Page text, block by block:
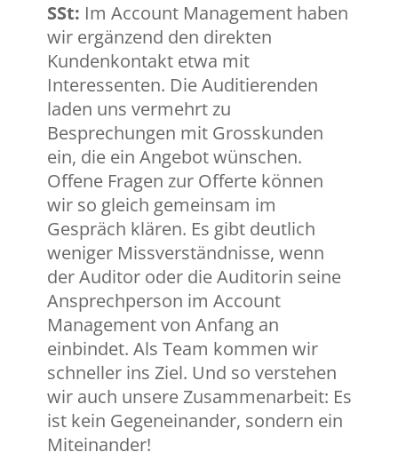
SSt: Im Account Management haben
wir ergänzend den direkten
Kundenkontakt etwa mit
Interessenten. Die Auditierenden
laden uns vermehrt zu
Besprechungen mit Grosskunden
ein, die ein Angebot wünschen.
Offene Fragen zur Offerte können
wir so gleich gemeinsam im
Gespräch klären. Es gibt deutlich
weniger Missverständnisse, wenn
der Auditor oder die Auditorin seine
Ansprechperson im Account
Management von Anfang an
einbindet. Als Team kommen wir
schneller ins Ziel. Und so verstehen
wir auch unsere Zusammenarbeit: Es
ist kein Gegeneinander, sondern ein
Miteinander!